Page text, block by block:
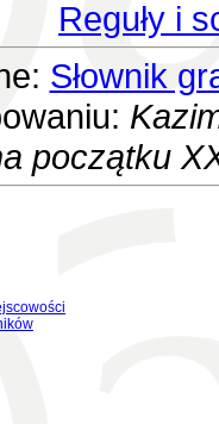
Reguły i
Słownik
początku